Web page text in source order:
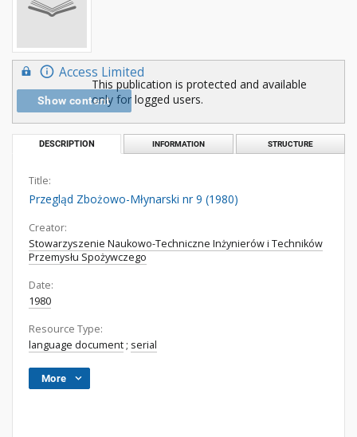
Access Limited
Show content
This publication is protected and available
only for logged users.
DESCRIPTION INFORMATION STRUCTURE
Title:
Przegląd Zbożowo-Młynarski nr 9 (1980)
Creator:
Stowarzyszenie Naukowo-Techniczne Inżynierów i Techników
Przemysłu Spożywczego
Date:
1980
Resource Type:
language document ; serial
More